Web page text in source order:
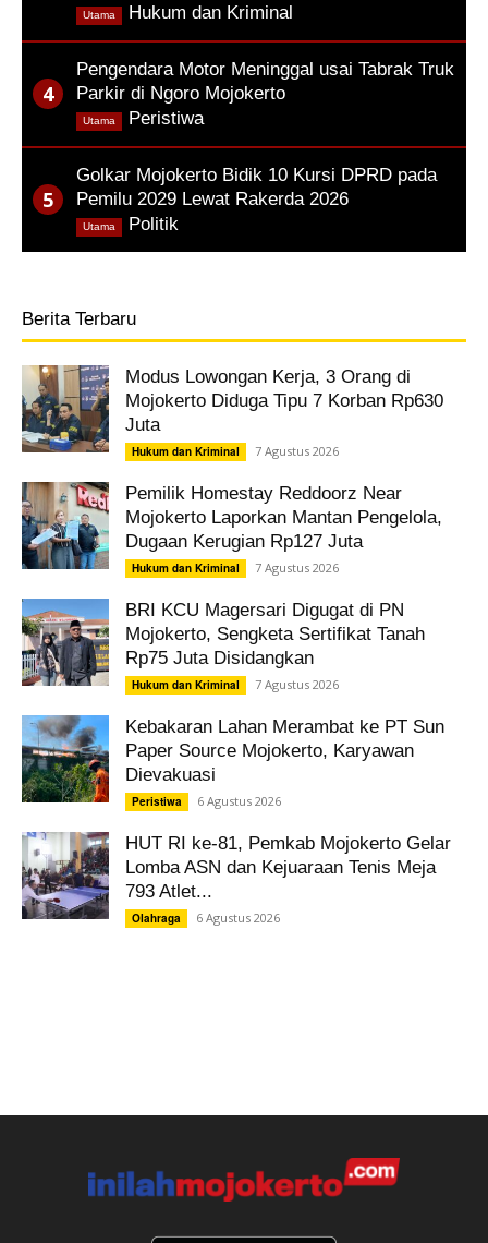
Hukum dan Kriminal
Utama
Pengendara Motor Meninggal usai Tabrak Truk
Parkir di Ngoro Mojokerto
Peristiwa
Utama
Golkar Mojokerto Bidik 10 Kursi DPRD pada
Pemilu 2029 Lewat Rakerda 2026
Politik
Utama
Berita Terbaru
Modus Lowongan Kerja, 3 Orang di
Mojokerto Diduga Tipu 7 Korban Rp630
Juta
Hukum dan Kriminal 7 Agustus 2026
Pemilik Homestay Reddoorz Near
Mojokerto Laporkan Mantan Pengelola,
Dugaan Kerugian Rp127 Juta
Hukum dan Kriminal 7 Agustus 2026
BRI KCU Magersari Digugat di PN
Mojokerto, Sengketa Sertifikat Tanah
Rp75 Juta Disidangkan
Hukum dan Kriminal 7 Agustus 2026
Kebakaran Lahan Merambat ke PT Sun
Paper Source Mojokerto, Karyawan
Dievakuasi
Peristiwa 6 Agustus 2026
HUT RI ke-81, Pemkab Mojokerto Gelar
Lomba ASN dan Kejuaraan Tenis Meja
793 Atlet...
Olahraga 6 Agustus 2026